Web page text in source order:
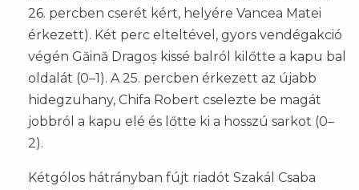
26. percben cserét kért, helyére Vancea Matei
érkezett). Két perc elteltével, gyors vendégakció
végén Găină Dragoș kissé balról kilőtte a kapu bal
oldalát (0–1). A 25. percben érkezett az újabb
hidegzuhany, Chifa Robert cselezte be magát
jobbról a kapu elé és lőtte ki a hosszú sarkot (0–
2).
Kétgólos hátrányban fújt riadót Szakál Csaba